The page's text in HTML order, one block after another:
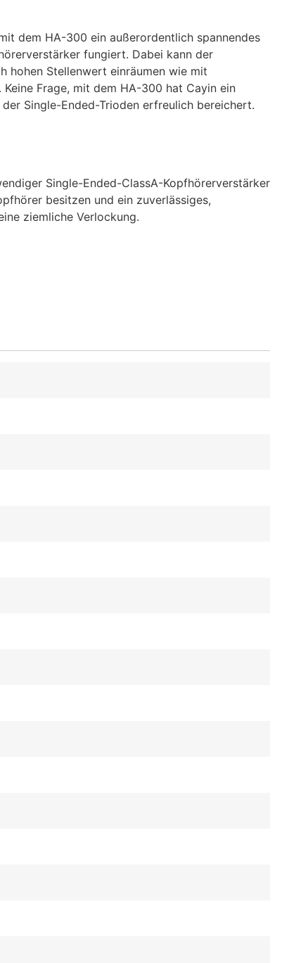
dem HA-300 ein außerordentlich spannendes
fungiert. Dabei kann der
hohen Stellenwert einräumen wie mit
Frage, mit dem HA-300 hat Cayin ein
Single-Ended-Trioden erfreulich bereichert.
Single-Ended-ClassA-Kopfhörerverstärker
besitzen und ein zuverlässiges,
ziemliche Verlockung.